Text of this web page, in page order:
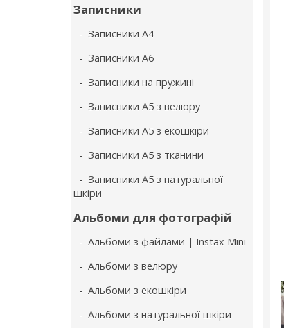
Записники
- Записники А4
- Записники А6
- Записники на пружині
- Записники А5 з велюру
- Записники А5 з екошкіри
- Записники А5 з тканини
- Записники А5 з натуральної
шкіри
Альбоми для фотографій
- Альбоми з файлами | Instax Mini
- Альбоми з велюру
- Альбоми з екошкіри
- Альбоми з натуральної шкіри